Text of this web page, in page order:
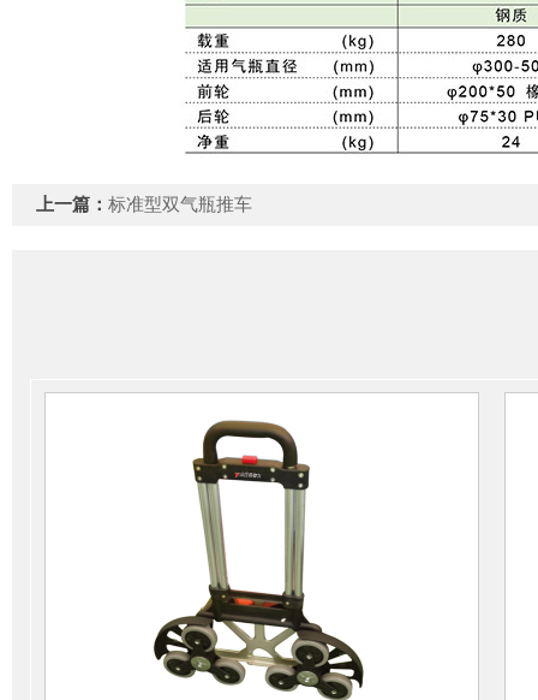
上一篇： 标准型双气瓶推车